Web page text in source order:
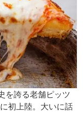
を誇る老舗ピッツ
初上陸。大いに話